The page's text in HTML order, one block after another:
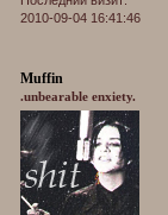
2010-09-04 16:41:46
Muffin
.unbearable enxiety.